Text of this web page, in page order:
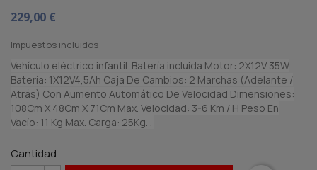
229,00 €
Impuestos incluidos
Vehículo eléctrico infantil. Batería incluida Motor: 2X12V 35W
Batería: 1X12V4,5Ah Caja De Cambios: 2 Marchas (Adelante /
Atrás) Con Aumento Automático De Velocidad Dimensiones:
108Cm X 48Cm X 71Cm Max. Velocidad: 3-6 Km / H Peso En
Vacío: 11 Kg Max. Carga: 25Kg. .
Cantidad